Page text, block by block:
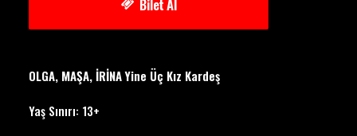
Bilet Al
OLGA, MAŞA, İRİNA Yine Üç Kız Kardeş
Yaş Sınırı: 13+